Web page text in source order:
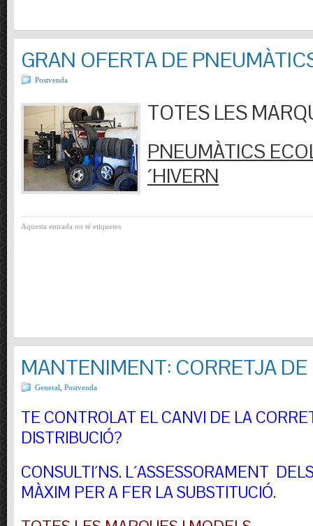
GRAN OFERTA DE
Postvenda
TOTES LES
PNEUMÀTICS
´HIVERN
Aquesta entrada no té etiquetes
MANTENIMENT: CORRETJA
General Postvenda
TE CONTROLAT EL CANVI DE LA
DISTRIBUCIÓ?
CONSULTI´NS. L´ASSESSORAMENT
MÀXIM PER A FER LA SUBSTITUCIÓ.